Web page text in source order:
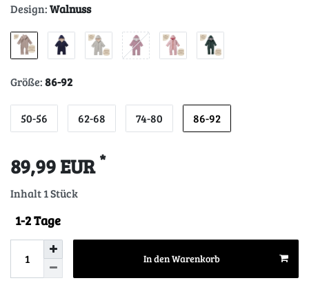
Design:Walnuss
Größe:86-92
50-56 62-68 74-80 86-92
89,99 EUR *
Inhalt1Stück
1-2 Tage
In den Warenkorb